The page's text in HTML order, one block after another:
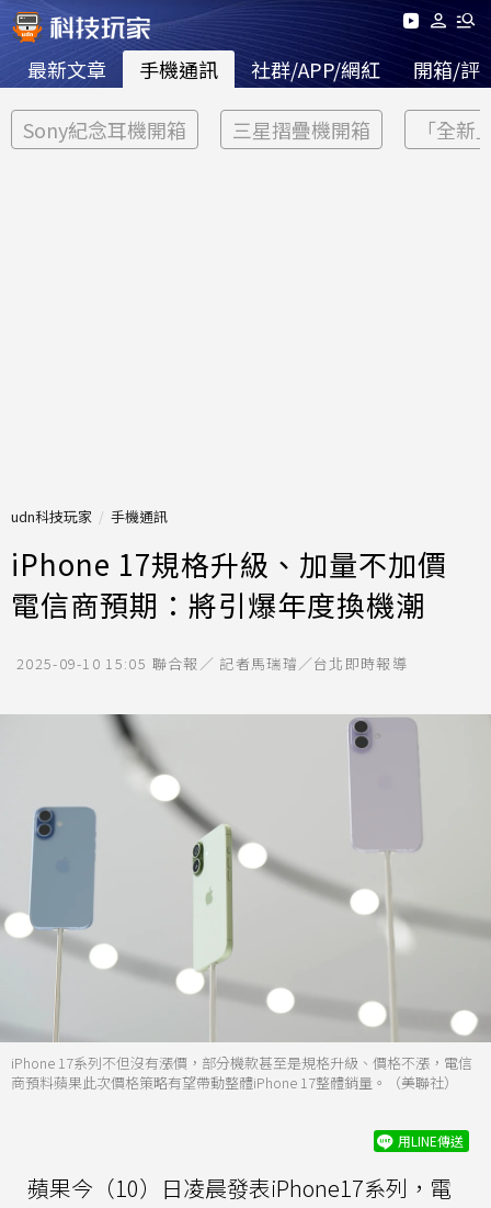
最新文章 手機通訊 社群/APP/網紅 開箱/評
Sony紀念耳機開箱 三星摺疊機開箱 「全新
udn科技玩家 手機通訊
iPhone 17規格升級、加量不加價
電信商預期：將引爆年度換機潮
2025-09-10 15:05 聯合報／ 記者馬瑞璿／台北即時報導
iPhone 17系列不但沒有漲價，部分機款甚至是規格升級、價格不漲，電信
商預料蘋果此次價格策略有望帶動整體iPhone 17整體銷量。（美聯社）
用LINE傳送
蘋果今（10）日凌晨發表iPhone17系列，電